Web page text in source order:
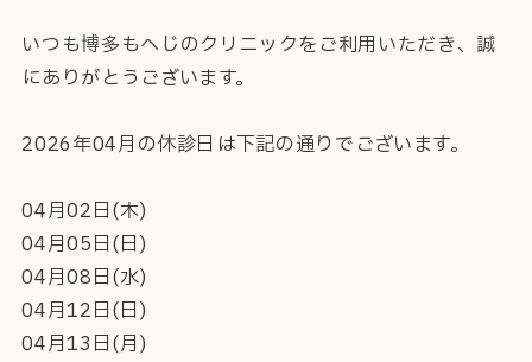
いつも博多もへじのクリニックをご利用いただき、誠
にありがとうございます。
2026年04月の休診日は下記の通りでございます。
04月02日(木)
04月05日(日)
04月08日(水)
04月12日(日)
04月13日(月)